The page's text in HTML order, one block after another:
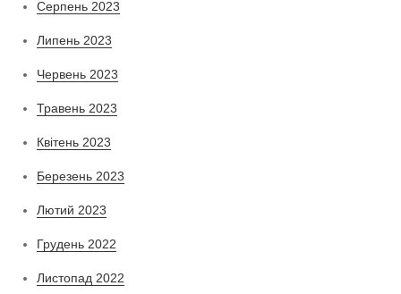
Серпень 2023
Липень 2023
Червень 2023
Травень 2023
Квітень 2023
Березень 2023
Лютий 2023
Грудень 2022
Листопад 2022